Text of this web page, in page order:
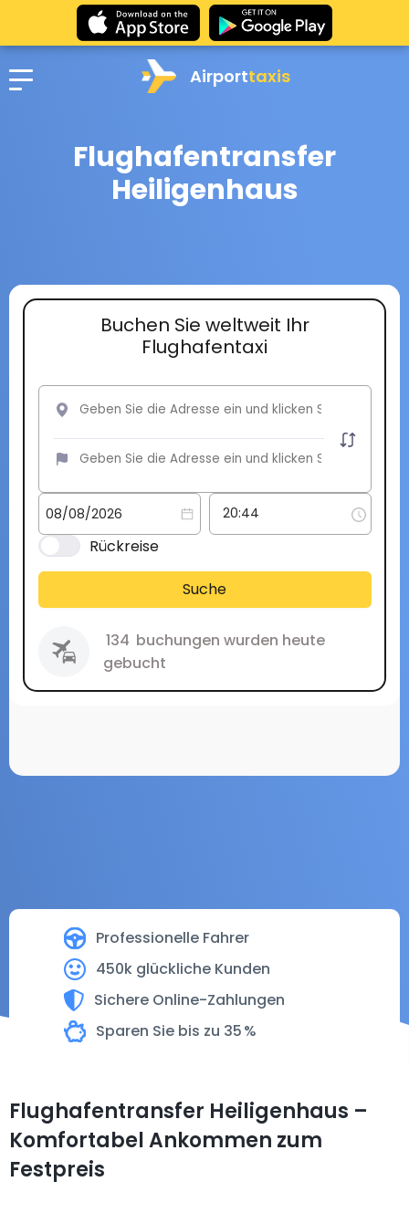
Airporttaxis
Flughafentransfer
Heiligenhaus
Professionelle Fahrer
450k glückliche Kunden
Sichere Online-Zahlungen
Sparen Sie bis zu 35 %
Buchen Sie weltweit Ihr
Flughafentaxi
Rückreise
Suche
134 buchungen wurden heute
gebucht
Flughafentransfer Heiligenhaus –
Komfortabel Ankommen zum
Festpreis